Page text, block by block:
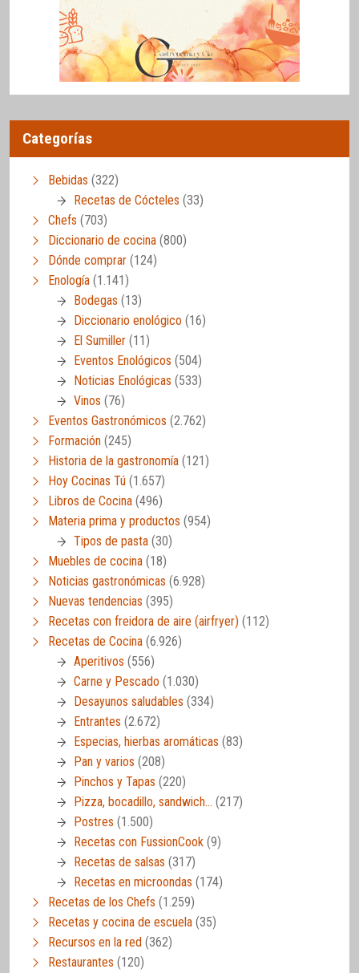
Categorías
Bebidas (322)
Recetas de Cócteles (33)
Chefs (703)
Diccionario de cocina (800)
Dónde comprar (124)
Enología (1.141)
Bodegas (13)
Diccionario enológico (16)
El Sumiller (11)
Eventos Enológicos (504)
Noticias Enológicas (533)
Vinos (76)
Eventos Gastronómicos (2.762)
Formación (245)
Historia de la gastronomía (121)
Hoy Cocinas Tú (1.657)
Libros de Cocina (496)
Materia prima y productos (954)
Tipos de pasta (30)
Muebles de cocina (18)
Noticias gastronómicas (6.928)
Nuevas tendencias (395)
Recetas con freidora de aire (airfryer) (112)
Recetas de Cocina (6.926)
Aperitivos (556)
Carne y Pescado (1.030)
Desayunos saludables (334)
Entrantes (2.672)
Especias, hierbas aromáticas (83)
Pan y varios (208)
Pinchos y Tapas (220)
Pizza, bocadillo, sandwich… (217)
Postres (1.500)
Recetas con FussionCook (9)
Recetas de salsas (317)
Recetas en microondas (174)
Recetas de los Chefs (1.259)
Recetas y cocina de escuela (35)
Recursos en la red (362)
Restaurantes (120)